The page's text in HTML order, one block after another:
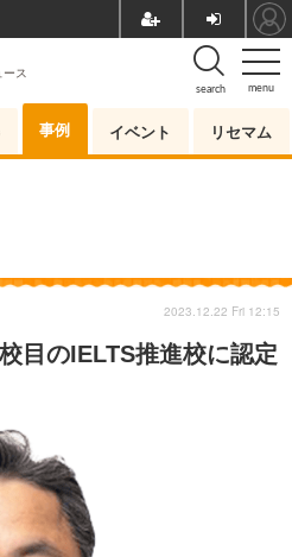
menu
search
ス
事例 イベント リセマム
目のIELTS推進校に認定
2023.12.22 Fri 12:15